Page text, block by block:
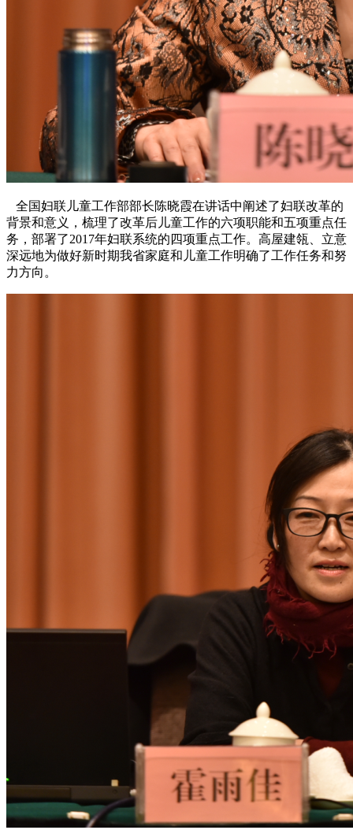
全国妇联儿童工作部部长陈晓霞在讲话中阐述了妇联改革的
背景和意义，梳理了改革后儿童工作的六项职能和五项重点任
务，部署了2017年妇联系统的四项重点工作。高屋建瓴、立意
深远地为做好新时期我省家庭和儿童工作明确了工作任务和努
力方向。